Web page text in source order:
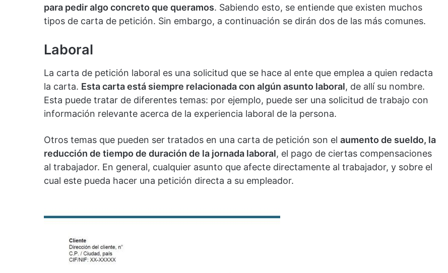
para pedir algo concreto que queramos. Sabiendo esto, se entiende que existen muchos
tipos de carta de petición. Sin embargo, a continuación se dirán dos de las más comunes.
Laboral
La carta de petición laboral es una solicitud que se hace al ente que emplea a quien redacta
la carta. Esta carta está siempre relacionada con algún asunto laboral, de allí su nombre.
Esta puede tratar de diferentes temas: por ejemplo, puede ser una solicitud de trabajo con
información relevante acerca de la experiencia laboral de la persona.
Otros temas que pueden ser tratados en una carta de petición son el aumento de sueldo, la
reducción de tiempo de duración de la jornada laboral, el pago de ciertas compensaciones
al trabajador. En general, cualquier asunto que afecte directamente al trabajador, y sobre el
cual este pueda hacer una petición directa a su empleador.